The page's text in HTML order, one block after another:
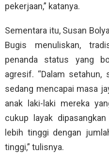
pekerjaan,” katanya.
Sementara itu, Susan
Bugis menuliskan,
penanda status yang
agresif. “Dalam
sedang mencapai masa
anak laki-laki mereka
cukup layak
lebih tinggi dengan
tinggi,” tulisnya.